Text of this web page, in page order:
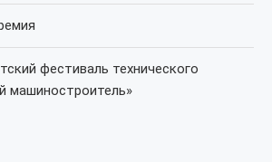
фестиваль технического
машиностроитель»